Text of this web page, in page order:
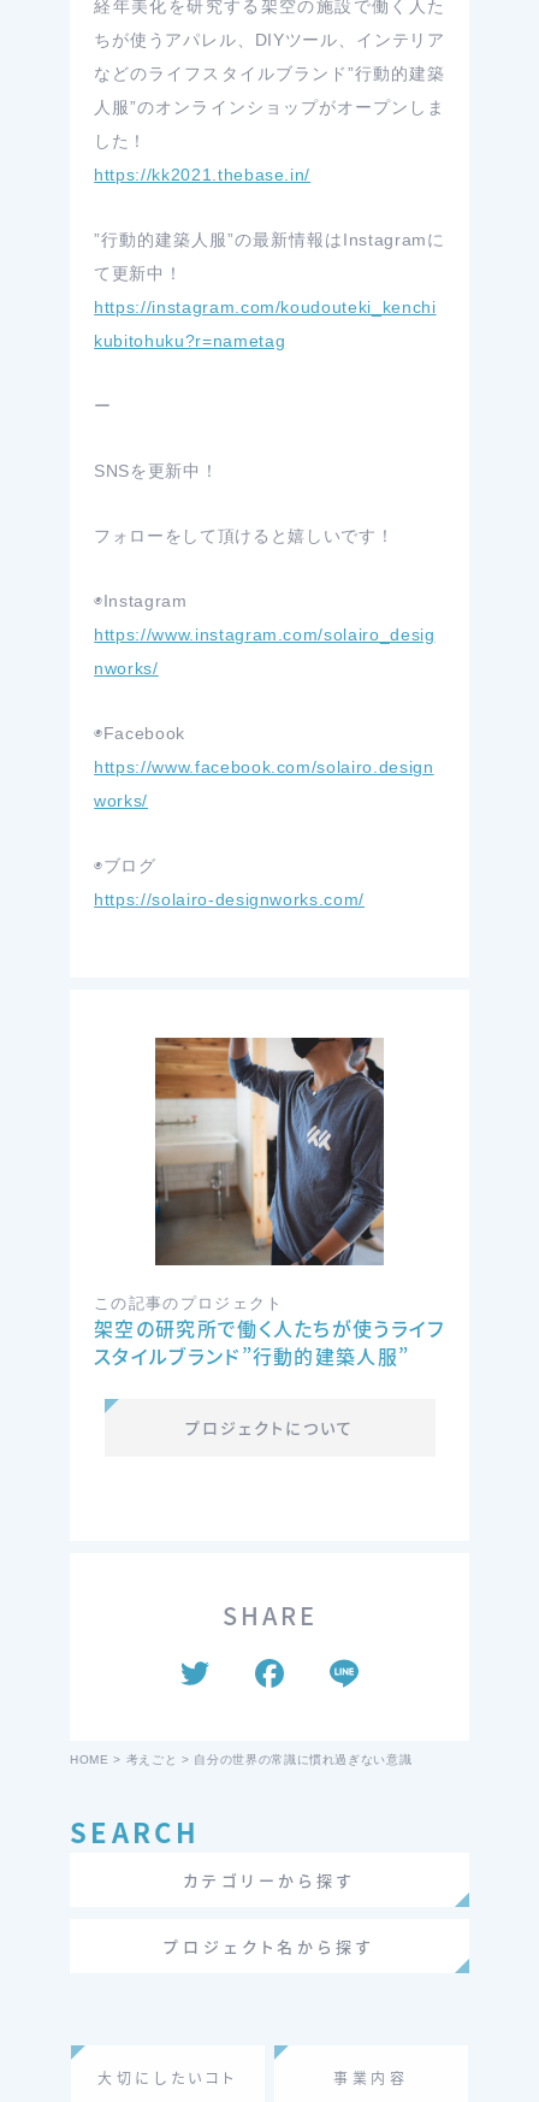
経年美化を研究する架空の施設で働く人た
ちが使うアパレル、DIYツール、インテリア
などのライフスタイルブランド”行動的建築
人服”のオンラインショップがオープンしま
した！
https://kk2021.thebase.in/
”行動的建築人服”の最新情報はInstagramに
て更新中！
https://instagram.com/koudouteki_kenchi
kubitohuku?r=nametag
ー
SNSを更新中！
フォローをして頂けると嬉しいです！
◉Instagram
https://www.instagram.com/solairo_desig
nworks/
◉Facebook
https://www.facebook.com/solairo.design
works/
◉ブログ
https://solairo-designworks.com/
この記事のプロジェクト
架空の研究所で働く人たちが使うライフ
スタイルブランド”行動的建築人服”
プロジェクトについて
SHARE
tt
c
o
k
e
HOME > 考えごと > 自分の世界の常識に慣れ過ぎない意識
SEARCH
カテゴリーから探す
プロジェクト名から探す
大切にしたいコト 事業内容